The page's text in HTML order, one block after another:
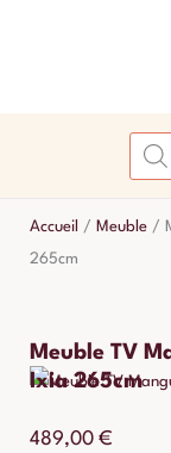
de
Accueil / Meuble /
265cm
Meuble TV
Ixia 265cm
489,00 €